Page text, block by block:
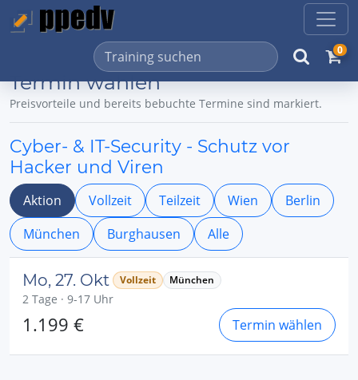
0
Termin wählen
Preisvorteile und bereits bebuchte Termine sind markiert.
Cyber- & IT-Security - Schutz vor
Hacker und Viren
Aktion Vollzeit Teilzeit Wien
Berlin
München
Burghausen Alle
Mo, 27. Okt Vollzeit München
2 Tage · 9-17 Uhr
1.199 € Termin wählen